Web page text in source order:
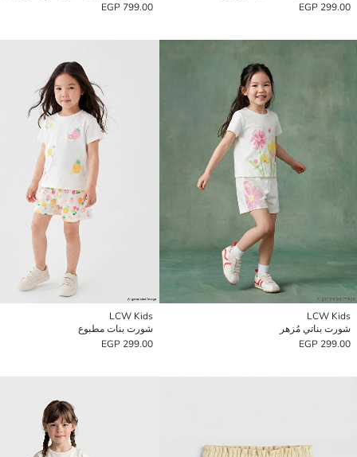
299.00 EGP
799.00 EGP
LCW Kids
شورت بناتي مُزهر
299.00 EGP
LCW Kids
شورت بنات مطبوع
299.00 EGP